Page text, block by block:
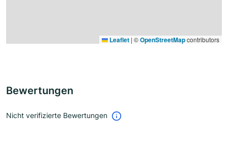
Leaflet | ©OpenStreetMapcontributors
Bewertungen
Nicht verifizierte Bewertungen